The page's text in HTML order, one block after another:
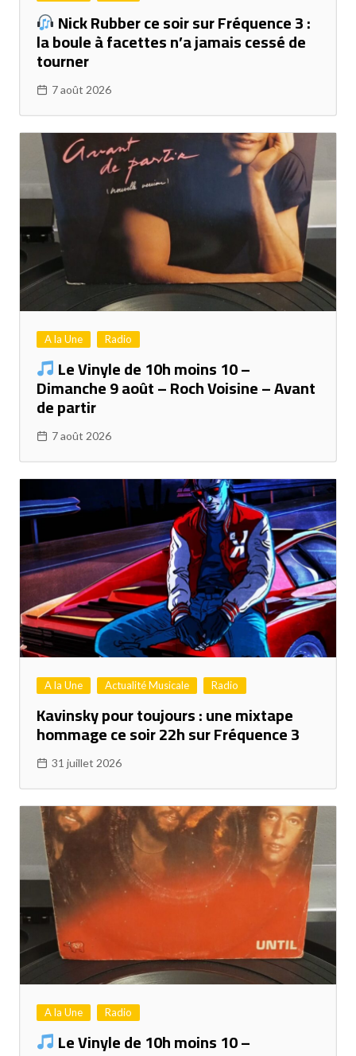
Nick Rubber ce soir sur Fréquence 3 :
la boule à facettes n’a jamais cessé de
tourner
7 août 2026
A la Une Radio
Le Vinyle de 10h moins 10 –
Dimanche 9 août – Roch Voisine – Avant
de partir
7 août 2026
A la Une Actualité Musicale Radio
Kavinsky pour toujours : une mixtape
hommage ce soir 22h sur Fréquence 3
31 juillet 2026
A la Une Radio
Le Vinyle de 10h moins 10 –